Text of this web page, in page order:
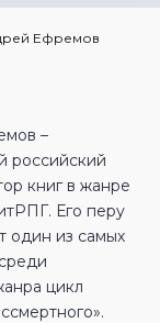
Ефремов
–
российский
книг в жанре
Его перу
один из самых
цикл